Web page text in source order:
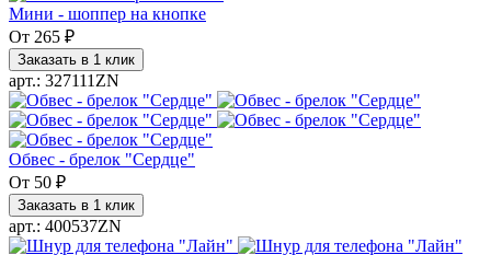
Мини - шоппер на кнопке
От 265 ₽
Заказать в 1 клик
арт.: 327111ZN
Обвес - брелок "Сердце"
От 50 ₽
Заказать в 1 клик
арт.: 400537ZN